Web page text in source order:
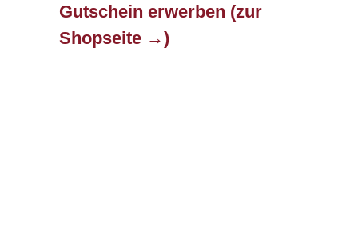
Gutschein erwerben (zur
Shopseite →)